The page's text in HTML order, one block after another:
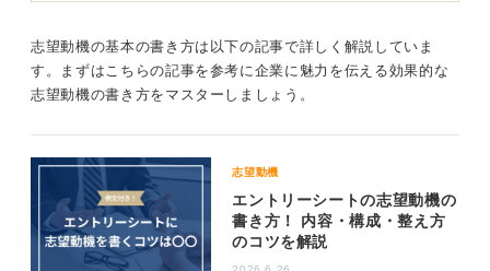
面接やエントリーシート（ES）でこの点を伝える際に
れがどのようにあなたの働き方やパフォーマンスに良い
影響を与えるかを強調することが大切です。
ことができる」といった具体的なメリットを述べると良
いでしょう。
また、企業が働き方改革を推進しているかどうかをリサ
ーチし、その企業の方針に合わせて自分の価値観を伝え
志望動機の基本の書き方は以下の記事で詳しく解説していま
す。まずはこちらの記事を参考に企業に魅力を伝える効果的な
志望動機の書き方をマスターしましょう。
志望動機
エントリーシートの志望動機の
書き方！ 内容・構成・整え方
のコツを解説